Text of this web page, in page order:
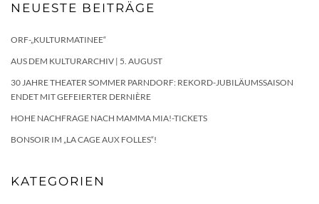
NEUESTE BEITRÄGE
ORF-„KULTURMATINEE“
AUS DEM KULTURARCHIV | 5. AUGUST
30 JAHRE THEATER SOMMER PARNDORF: REKORD-JUBILÄUMSSAISON
ENDET MIT GEFEIERTER DERNIÈRE
HOHE NACHFRAGE NACH MAMMA MIA!-TICKETS
BONSOIR IM „LA CAGE AUX FOLLES“!
KATEGORIEN